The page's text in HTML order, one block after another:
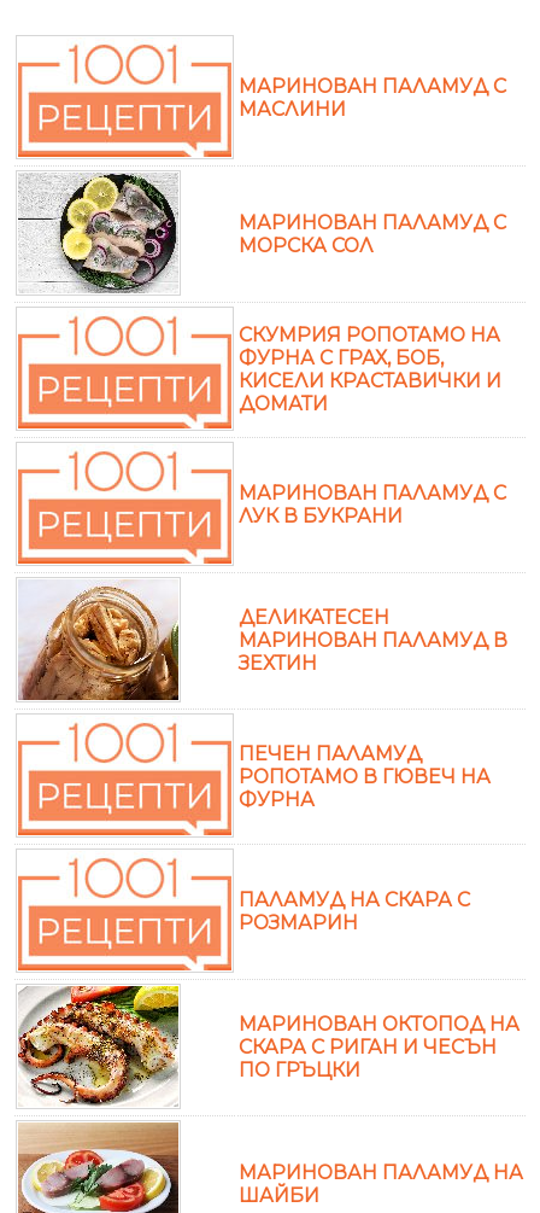
МАРИНОВАН ПАЛАМУД С
МАСЛИНИ
МАРИНОВАН ПАЛАМУД С
МОРСКА СОЛ
СКУМРИЯ РОПОТАМО НА
ФУРНА С ГРАХ, БОБ,
КИСЕЛИ КРАСТАВИЧКИ И
ДОМАТИ
МАРИНОВАН ПАЛАМУД С
ЛУК В БУКРАНИ
ДЕЛИКАТЕСЕН
МАРИНОВАН ПАЛАМУД В
ЗЕХТИН
ПЕЧЕН ПАЛАМУД
РОПОТАМО В ГЮВЕЧ НА
ФУРНА
ПАЛАМУД НА СКАРА С
РОЗМАРИН
МАРИНОВАН ОКТОПОД НА
СКАРА С РИГАН И ЧЕСЪН
ПО ГРЪЦКИ
МАРИНОВАН ПАЛАМУД НА
ШАЙБИ